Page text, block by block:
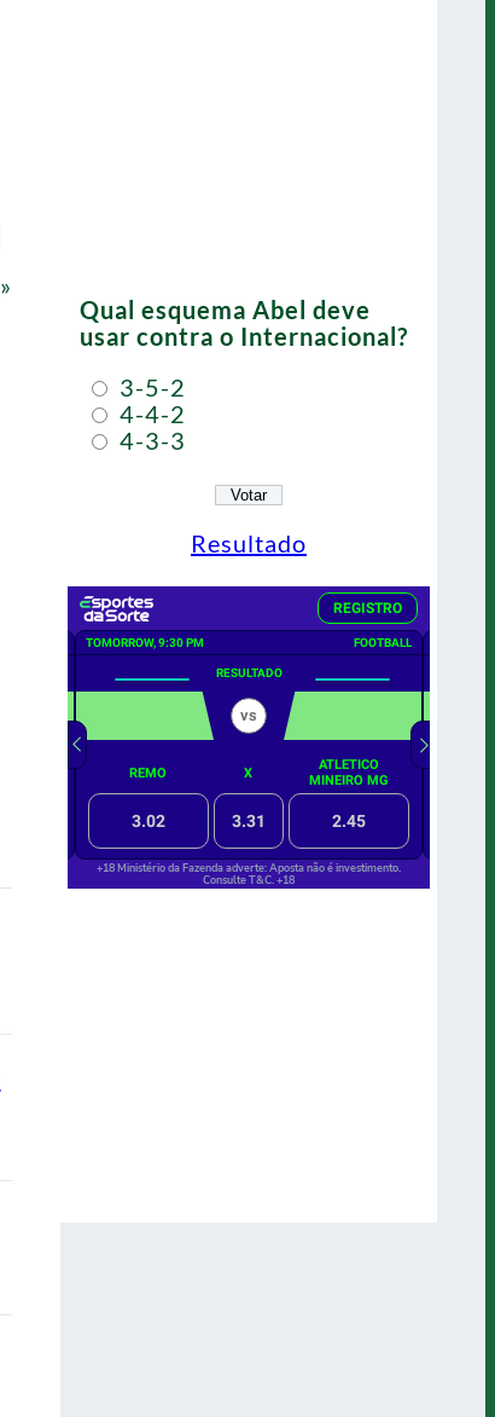
»
Qual esquema Abel deve
usar contra o Internacional?
3-5-2
4-4-2
4-3-3
Resultado